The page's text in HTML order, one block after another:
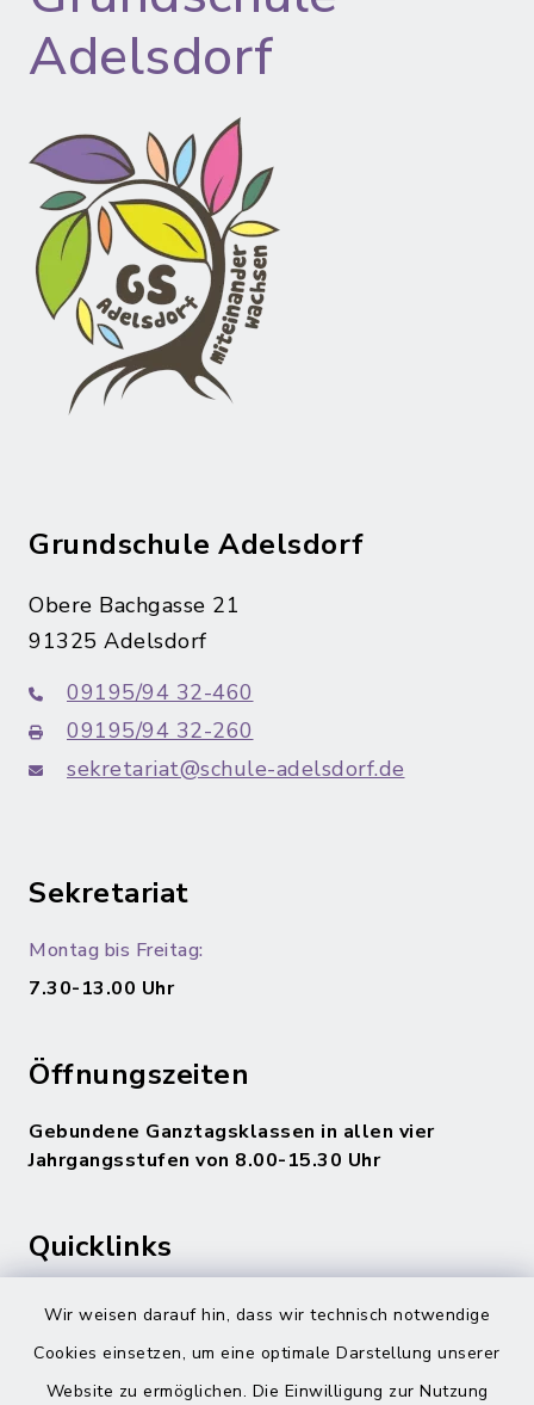
Wir weisen darauf hin, dass wir technisch notwendige
Cookies einsetzen, um eine optimale Darstellung unserer
Website zu ermöglichen. Die Einwilligung zur Nutzung
Adelsdorf
Grundschule Adelsdorf
Obere Bachgasse 21
91325 Adelsdorf
09195/94 32-460
09195/94 32-260
sekretariat@schule-adelsdorf.de
Sekretariat
Montag bis Freitag:
7.30-13.00 Uhr
Öffnungszeiten
Gebundene Ganztagsklassen in allen vier
Jahrgangsstufen von 8.00-15.30 Uhr
Quicklinks
Gemeinde Adelsdorf
inixmedia